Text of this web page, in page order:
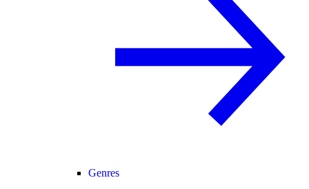
Genres